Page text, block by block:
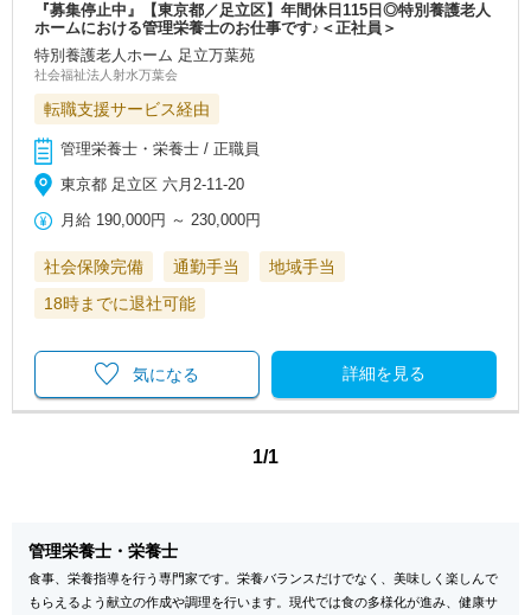
『募集停止中』【東京都／足立区】年間休日115日◎特別養護老人
ホームにおける管理栄養士のお仕事です♪＜正社員＞
特別養護老人ホーム 足立万葉苑
社会福祉法人射水万葉会
転職支援サービス経由
管理栄養士・栄養士 / 正職員
東京都 足立区 六月2-11-20
月給 190,000円 ～230,000円
社会保険完備 通勤手当
地域手当
18時までに退社可能
詳細を見る
気になる
1/1
管理栄養士・栄養士
食事、栄養指導を行う専門家です。栄養バランスだけでなく、美味しく楽しんで
もらえるよう献立の作成や調理を行います。現代では食の多様化が進み、健康サ